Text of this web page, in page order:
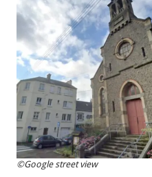
©Google street view